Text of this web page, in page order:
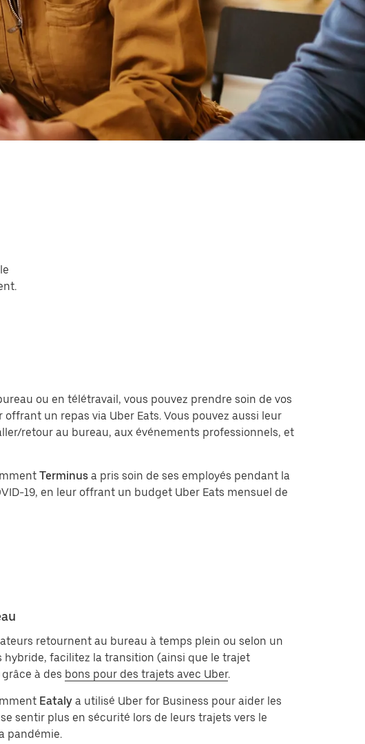
ou en télétravail, vous pouvez prendre soin de vos
offrant un repas via Uber Eats. Vous pouvez aussi leur
retour au bureau, aux événements professionnels, et
Terminus a pris soin de ses employés pendant la
19, en leur offrant un budget Uber Eats mensuel de
retournent au bureau à temps plein ou selon un
hybride, facilitez la transition (ainsi que le trajet
à des bons pour des trajets avec Uber.
Eataly a utilisé Uber for Business pour aider les
sentir plus en sécurité lors de leurs trajets vers le
pandémie.